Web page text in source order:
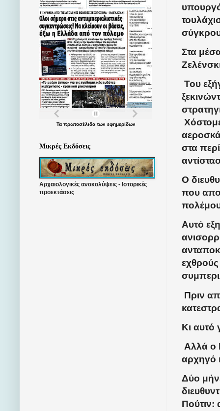
Στα
Του
στα
Ο
που
Αυτό
Πριν
Κι αυτό
Αλλά ο
αρχηγό
Δύο
Τα πρωτοσέλιδατων εφημερίδων
Μικρές Εκδόσεις
Αρχαιολογικές ανακαλύψεις - Ιστορικές
προεκτάσεις